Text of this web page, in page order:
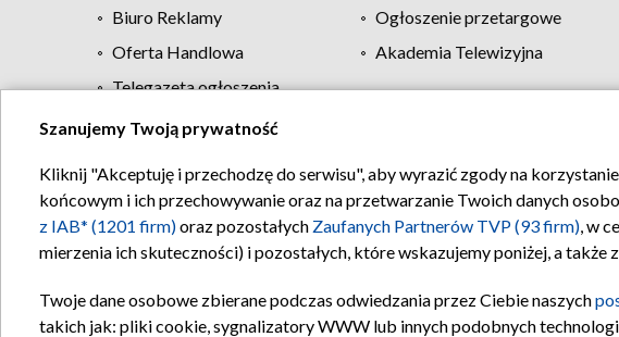
Biuro Reklamy
Ogłoszenie przetargowe
Oferta Handlowa
Akademia Telewizyjna
Telegazeta ogłoszenia
Regulamin TVP Polityka
Szanujemy Twoją prywatność
Kliknij "Akceptuję i przechodzę do serwisu", aby wyrazić zgody na
końcowym i ich przechowywanie oraz na przetwarzanie Twoich danych
z IAB* (1201 firm)oraz pozostałych Zaufanych Partnerów TVP (93 firm), w
mierzenia ich skuteczności) i pozostałych, które wskazujemy poniżej, a
Twoje dane osobowe zbierane podczas odwiedzania przez Ciebie naszych
takich jak: pliki cookie, sygnalizatory WWW lub innych podobnych